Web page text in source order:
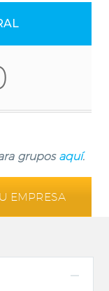
grupos aquí.
EMPRESA